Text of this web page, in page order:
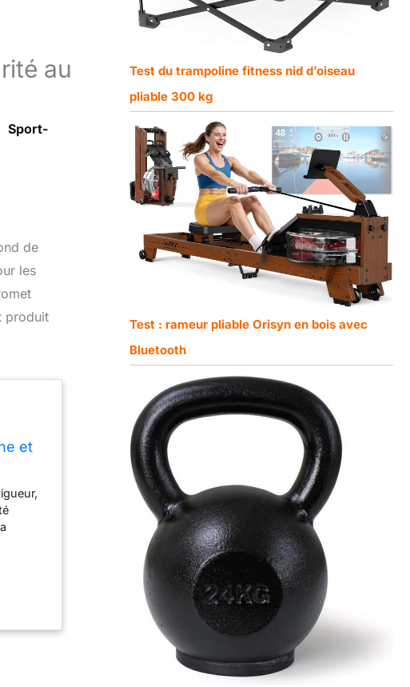
au
Sport-
de
les
produit
et
que
18
des
Test du trampoline fitness nid d’oiseau
pliable 300 kg
Test : rameur pliable Orisyn en bois avec
Bluetooth